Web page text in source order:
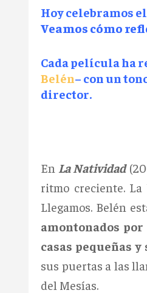
Hoy celebramos
Veamos cómo
Cada película ha
Belén– con un
director.
En La Natividad
ritmo creciente.
Llegamos. Belén
amontonados
casas pequeñas
sus puertas a las
del Mesías.